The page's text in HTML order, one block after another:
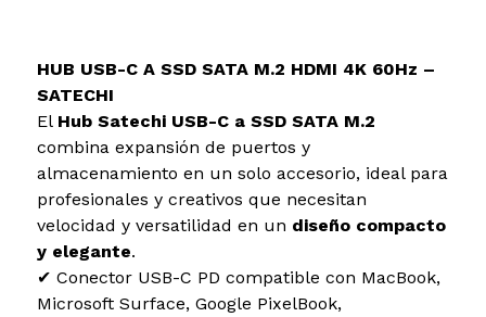
HUB USB-C A SSD SATA M.2 HDMI 4K 60Hz –
SATECHI
El Hub Satechi USB-C a SSD SATA M.2
combina expansión de puertos y
almacenamiento en un solo accesorio, ideal para
profesionales y creativos que necesitan
velocidad y versatilidad en un diseño compacto
y elegante.
✔ Conector USB-C PD compatible con MacBook,
Microsoft Surface, Google PixelBook,